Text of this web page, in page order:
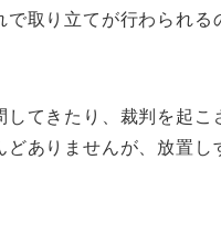
で取り立てが行わられる
してきたり、裁判を起こ
どありませんが、放置し